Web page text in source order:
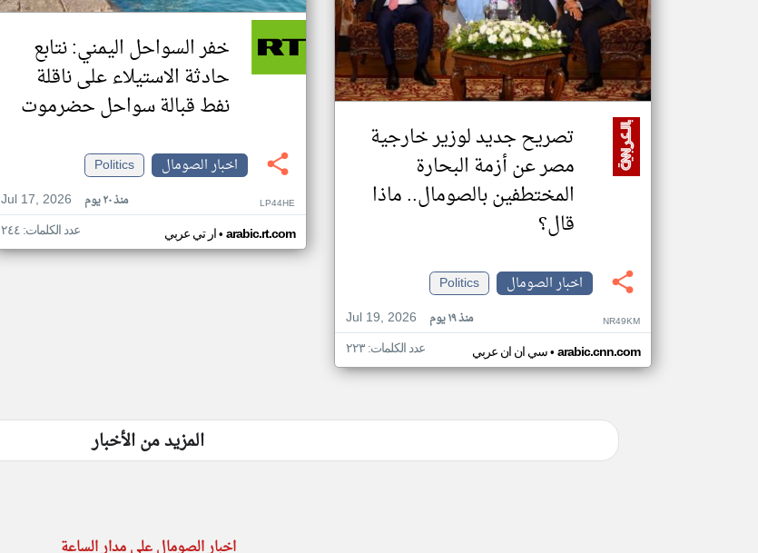
تصريح جديد لوزير خارجية
مصر عن أزمة البحارة
المختطفين بالصومال.. ماذا
قال؟
اخبار الصومال
Politics
Jul 19, 2026
منذ ١٩ يوم NR49KM
سي ان ان عربي• arabic.cnn.com عدد الكلمات: ٢٢٣
خفر السواحل اليمني: نتابع
حادثة الاستيلاء على ناقلة
نفط قبالة سواحل حضرموت
اخبار الصومال
Politics
Jul 17, 2026
منذ ٢٠ يوم LP44HE
ار تي عربي• arabic.rt.com عدد الكلمات: ٢٤٤
المزيد من الأخبار